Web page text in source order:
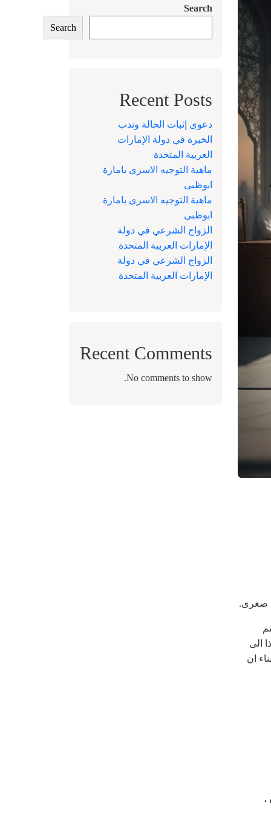
صغرى.
الى
ان
.
Search
Search
Recent Posts
دعوى إثبات الحالة وندب
الخبرة في دولة الإمارات
العربية المتحدة
ماهية التوجيه الاسرى بامارة
ابوظبى
ماهية التوجيه الاسرى بامارة
ابوظبى
الزواج الشرعي في دولة
الإمارات العربية المتحدة
الزواج الشرعي في دولة
الإمارات العربية المتحدة
Recent Comments
No comments to show.